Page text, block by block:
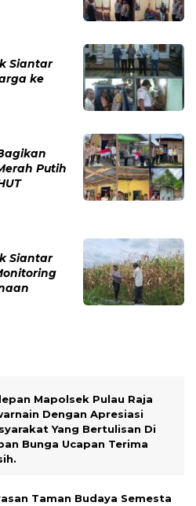
Siantar
ke
Putih
Siantar
Mapolsek Pulau Raja
Dengan Apresiasi
Yang Bertulisan Di
Bunga Ucapan Terima
Taman Budaya Semesta